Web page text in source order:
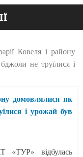
Ковеля і району
не труїлися і
домовлялися як
і урожай був
«ТУР» відбулась